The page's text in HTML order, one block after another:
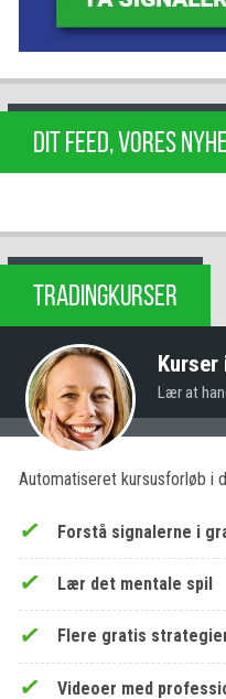
DIT FEED, VORES
TRADINGKURSER
Lær at
Automatiseret kursusforløb i
Forstå signalerne i
Lær det mentale spil
Flere gratis
Videoer med